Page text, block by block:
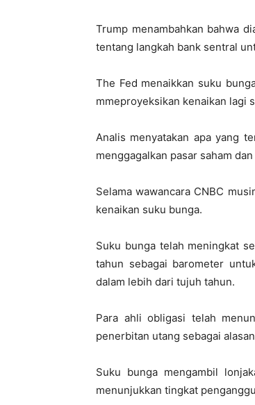
Trump menambahkan bahwa
tentang langkah bank sentral
The Fed menaikkan suku
mmeproyeksikan kenaikan lagi
Analis menyatakan apa yang
menggagalkan pasar saham
Selama wawancara CNBC
kenaikan suku bunga.
Suku bunga telah meningkat
tahun sebagai barometer
dalam lebih dari tujuh tahun.
Para ahli obligasi telah
penerbitan utang sebagai
Suku bunga mengambil
menunjukkan tingkat